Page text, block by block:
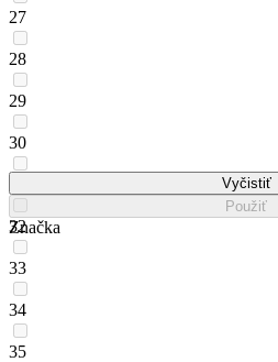
27
28
29
30
32
33
34
35
Vyčistiť
Použiť
Značka